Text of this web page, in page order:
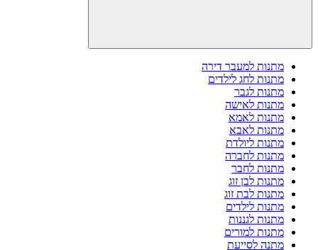
מתנות למעבר דירה
מתנות לחג לילדים
מתנות לגבר
מתנות לאישה
מתנות לאמא
מתנות לאבא
מתנות ליולדת
מתנות לחברה
מתנות לחבר
מתנות לבן זוג
מתנות לבת זוג
מתנות לילדים
מתנות לגננות
מתנות למורים
מתנה לסייעת